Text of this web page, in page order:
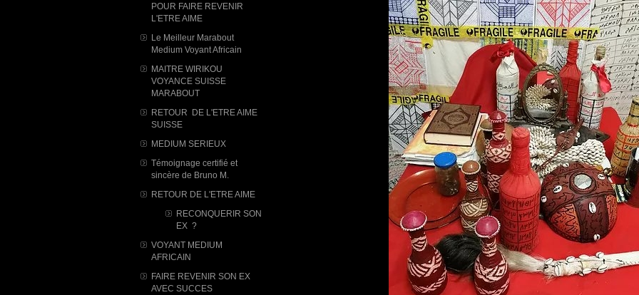
POUR FAIRE REVENIR
L'ETRE AIME
Le Meilleur Marabout
Medium Voyant Africain
MAITRE WIRIKOU
VOYANCE SUISSE
MARABOUT
RETOUR DE L'ETRE AIME
SUISSE
MEDIUM SERIEUX
Témoignage certifié et
sincère de Bruno M.
RETOUR DE L'ETRE AIME
RECONQUERIR SON
EX ?
VOYANT MEDIUM
AFRICAIN
FAIRE REVENIR SON EX
AVEC SUCCES